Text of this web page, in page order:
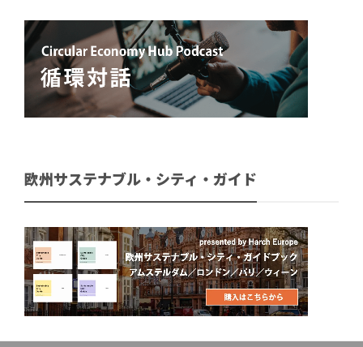
欧州サステナブル・シティ・ガイド